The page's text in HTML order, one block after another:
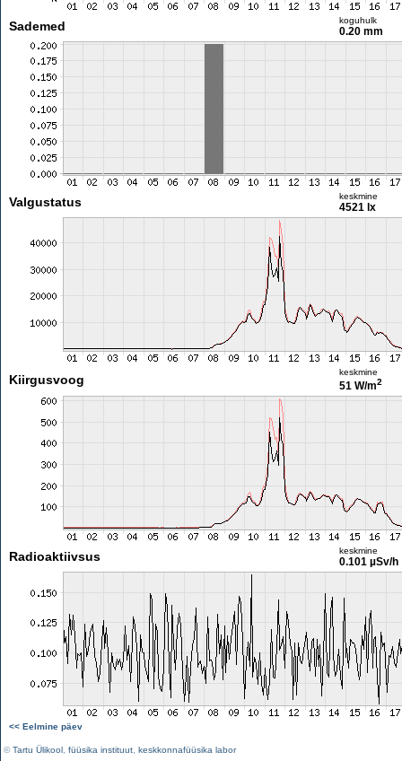
Sademed koguhulk
0.20 mm
Valgustatus keskmine
4521 lx
Kiirgusvoog
keskmine
51 W/m2
Radioaktiivsus keskmine
0.101 µSv/h
<< Eelmine päev
©Tartu Ülikool füüsika instituut keskkonnafüüsika labor